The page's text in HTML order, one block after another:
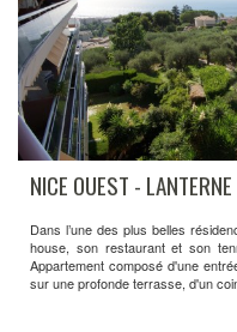
NICE OUEST - LANTERNE
Dans l’une des plus belles
house, son restaurant et son
Appartement composé d'une
sur une profonde terrasse, d'un